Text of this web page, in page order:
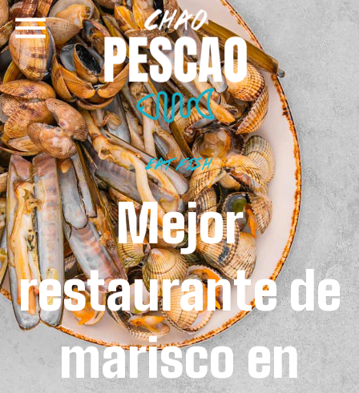
EAT FISH
Mejor
restaurante de
marisco en